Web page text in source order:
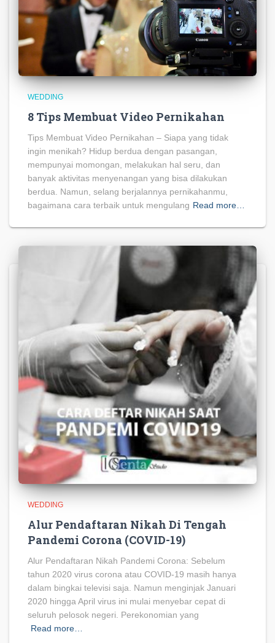
WEDDING
8 Tips Membuat Video Pernikahan
Tips Membuat Video Pernikahan – Siapa yang tidak
ingin menikah? Hidup berdua dengan pasangan,
mempunyai momongan, melakukan hal seru, dan
banyak aktivitas menyenangan yang bisa dilakukan
berdua. Namun, selang berjalannya pernikahanmu,
bagaimana cara terbaik untuk mengulang Read more…
WEDDING
Alur Pendaftaran Nikah Di Tengah
Pandemi Corona (COVID-19)
Alur Pendaftaran Nikah Pandemi Corona: Sebelum
tahun 2020 virus corona atau COVID-19 masih hanya
dalam bingkai televisi saja. Namun menginjak Januari
2020 hingga April virus ini mulai menyebar cepat di
seluruh pelosok negeri. Perekonomian yang
Read more…